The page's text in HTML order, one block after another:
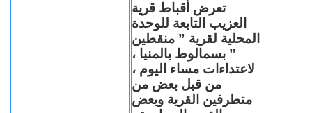
تعرض أقباط قرية
العزيب التابعة للوحدة
المحلية لقرية ” منقطين
” بسمالوط بالمنيا ،
لاعتداءات مساء اليوم ،
من قبل بعض من
متطرفين القرية وبعض